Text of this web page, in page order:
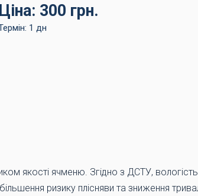
Ціна: 300 грн.
1 дн
якості ячменю. Згідно з ДСТУ,
ризику плісняви та зниження